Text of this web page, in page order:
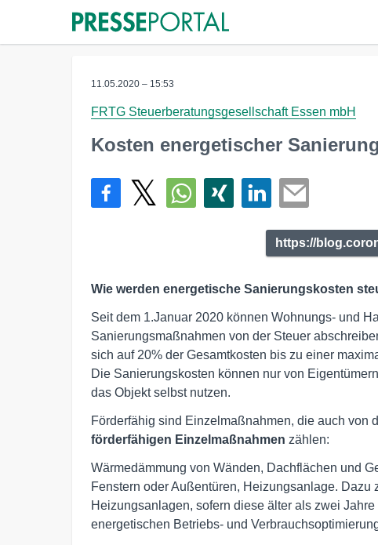
11.05.2020 – 15:53
FRTG Steuerberatungsgesellschaft Essen mbH
Kosten energetischer
https://
Wie werden energetische Sanierungskosten
Seit dem 1.Januar 2020 können Wohnungs- und
Sanierungsmaßnahmen von der Steuer
sich auf 20% der Gesamtkosten bis zu einer
Die Sanierungskosten können nur von
das Objekt selbst nutzen.
Förderfähig sind Einzelmaßnahmen, die auch von
förderfähigen Einzelmaßnahmen zählen:
Wärmedämmung von Wänden, Dachflächen und
Fenstern oder Außentüren, Heizungsanlage.
Heizungsanlagen, sofern diese älter als zwei
energetischen Betriebs- und